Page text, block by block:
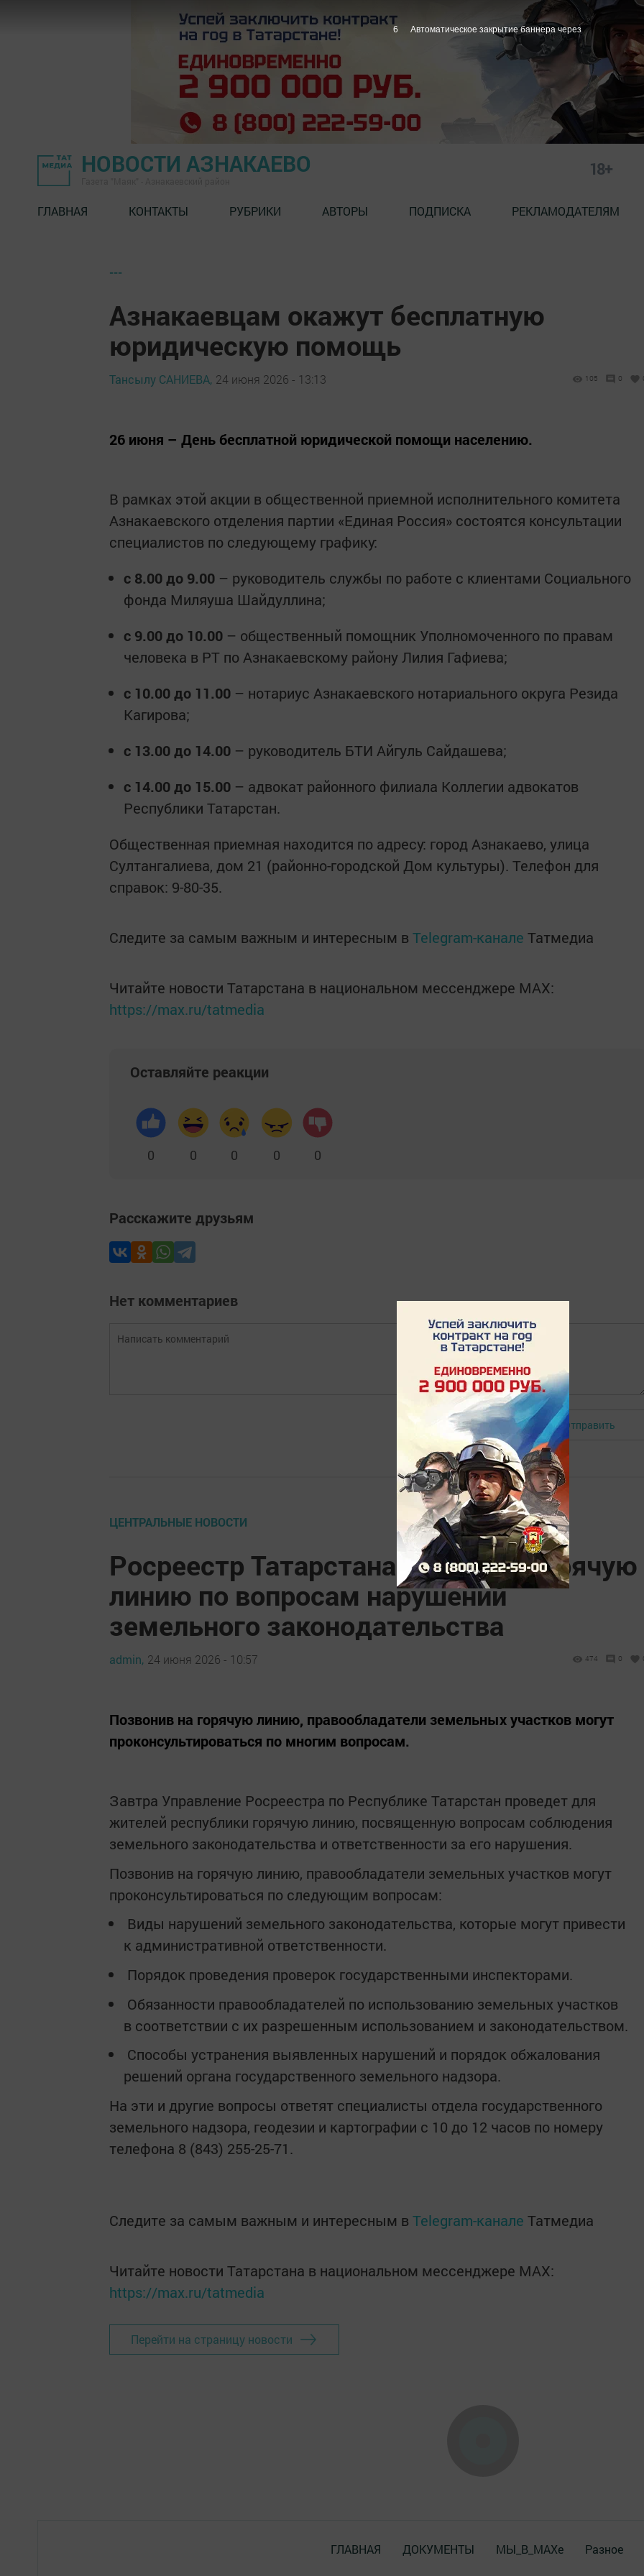
НОВОСТИ АЗНАКАЕВО 18+
ГЛАВНАЯ КОНТАКТЫ РУБРИКИ АВТОРЫ ПОДПИСКА РЕКЛАМОДАТЕЛЯМ
---
Азнакаевцам окажут бесплатную
юридическую помощь
Тансылу САНИЕВА, 24 июня 2026 - 13:13 105 0
26 июня – День бесплатной юридической помощи населению.
В рамках этой акции в общественной приемной исполнительного комитета
Азнакаевского отделения партии «Единая Россия» состоятся консультации
специалистов по следующему графику:
с 8.00 до 9.00 – руководитель службы по работе с клиентами Социального
фонда Миляуша Шайдуллина;
с 9.00 до 10.00 – общественный помощник Уполномоченного по правам
человека в РТ по Азнакаевскому району Лилия Гафиева;
с 10.00 до 11.00 – нотариус Азнакаевского нотариального округа Резида
Кагирова;
с 13.00 до 14.00 – руководитель БТИ Айгуль Сайдашева;
с 14.00 до 15.00 – адвокат районного филиала Коллегии адвокатов
Республики Татарстан.
Общественная приемная находится по адресу: город Азнакаево, улица
Султангалиева, дом 21 (районно-городской Дом культуры). Телефон для
справок: 9-80-35.
Следите за самым важным и интересным в Telegram-канале Татмедиа
Читайте новости Татарстана в национальном мессенджере MАХ:
https://max.ru/tatmedia
Оставляйте реакции
0 0 0 0 0
Расскажите друзьям
Нет комментариев
Авторизоваться Отправить
ЦЕНТРАЛЬНЫЕ НОВОСТИ
Росреестр Татарстана проведет горячую
линию по вопросам нарушений
земельного законодательства
admin, 24 июня 2026 - 10:57 474 0
Позвонив на горячую линию, правообладатели земельных участков могут
проконсультироваться по многим вопросам.
Завтра Управление Росреестра по Республике Татарстан проведет для
жителей республики горячую линию, посвященную вопросам соблюдения
земельного законодательства и ответственности за его нарушения.
Позвонив на горячую линию, правообладатели земельных участков могут
проконсультироваться по следующим вопросам:
Виды нарушений земельного законодательства, которые могут привести
к административной ответственности.
Порядок проведения проверок государственными инспекторами.
Обязанности правообладателей по использованию земельных участков
в соответствии с их разрешенным использованием и законодательством.
Способы устранения выявленных нарушений и порядок обжалования
решений органа государственного земельного надзора.
На эти и другие вопросы ответят специалисты отдела государственного
земельного надзора, геодезии и картографии с 10 до 12 часов по номеру
телефона 8 (843) 255-25-71.
Следите за самым важным и интересным в Telegram-канале Татмедиа
Читайте новости Татарстана в национальном мессенджере MАХ:
https://max.ru/tatmedia
Перейти на страницу новости
ГЛАВНАЯ ДОКУМЕНТЫ МЫ_В_MAXе Разное
5 Автоматическое закрытие баннера через